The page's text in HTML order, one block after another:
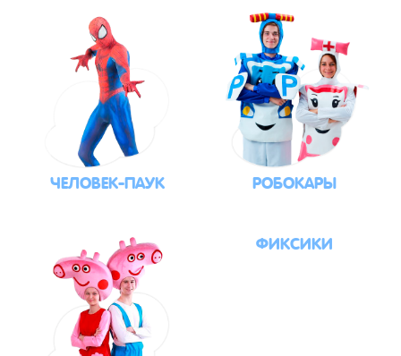
ЧЕЛОВЕК-ПАУК РОБОКАРЫ
ФИКСИКИ